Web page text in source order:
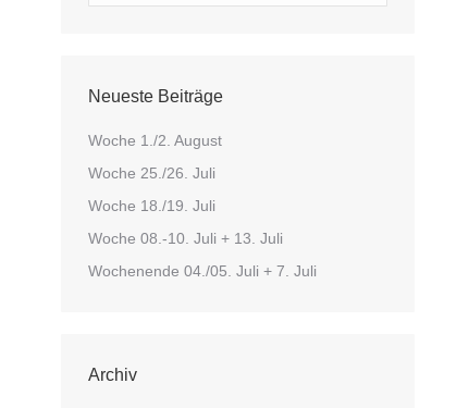
Neueste Beiträge
Woche 1./2. August
Woche 25./26. Juli
Woche 18./19. Juli
Woche 08.-10. Juli + 13. Juli
Wochenende 04./05. Juli + 7. Juli
Archiv